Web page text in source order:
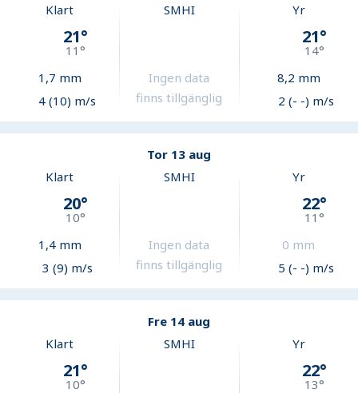
Klart
21°
11°
1,7 mm
4 (10) m/s
SMHI
Ingen data
finns tillgänglig
Yr
21°
14°
8,2 mm
2 (- -) m/s
Tor 13 aug
Klart
20°
10°
1,4mm
3 (9) m/s
SMHI
Ingen data
finns tillgänglig
Yr
22°
11°
0 mm
5 (- -) m/s
Fre 14 aug
Klart
21°
10°
SMHI Yr
22°
13°